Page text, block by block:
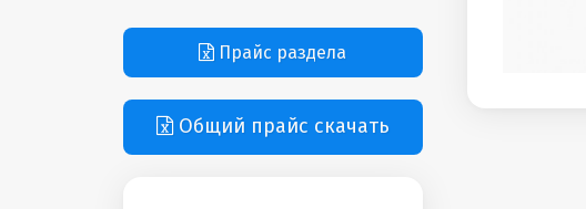
Прайс раздела
Общий прайс скачать